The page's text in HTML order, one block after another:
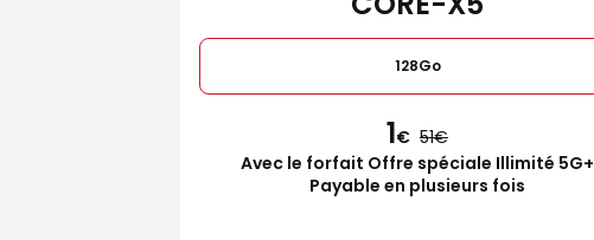
128Go
1€ 51
Avec le forfait Offre spéciale Illimité 5G+
Payable en plusieurs fois